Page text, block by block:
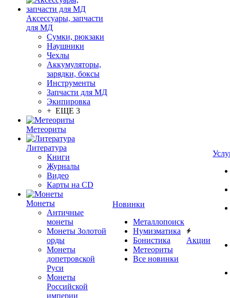
Аксессуары, запчасти
для МД
Сумки, рюкзаки
Наушники
Чехлы
Аккумуляторы,
зарядки, боксы
Инструменты
Запчасти для МД
Экипировка
+ ЕЩЕ 3
Метеориты
Литература
Книги
Журналы
Видео
Карты на CD
Монеты
Античные
монеты
Монеты Золотой
орды
Монеты
допетровской
Руси
Монеты
Российской
империи
Новинки
Металлопоиск
Нумизматика
Бонистика
Метеориты
Все новинки
Акции